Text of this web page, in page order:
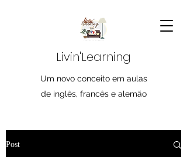
Livin'Learning
Um novo conceito em aulas
de inglês, francês e alemão
Post